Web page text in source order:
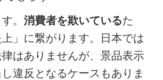
。 消費者を欺いているた
」に繋がります。日本では
はありませんが、景品表示
違反となるケースもありま